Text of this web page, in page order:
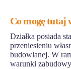
Co mogę tutaj
Działka posiada
przeniesieniu
budowlanej. W
warunki